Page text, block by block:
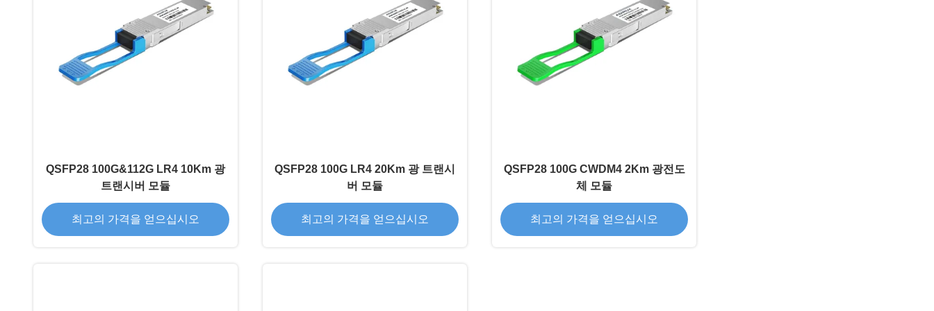
QSFP28 100G&112G LR4 10Km 광
트랜시버 모듈
최고의 가격을 얻으십시오
QSFP28 100G LR4 20Km 광 트랜시
버 모듈
최고의 가격을 얻으십시오
QSFP28 100G CWDM4 2Km 광전도
체 모듈
최고의 가격을 얻으십시오